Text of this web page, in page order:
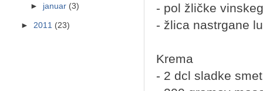
- pol žličke
- žlica nastrgane
Krema
- 2 dcl sladke
► januar (3)
► 2011 (23)